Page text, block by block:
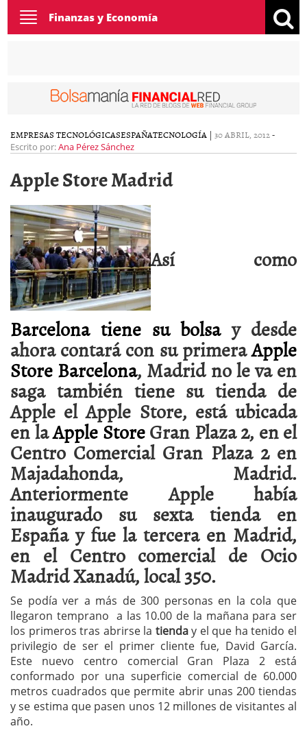
Toggle
navigation
Finanzas y Economía
EMPRESAS TECNOLÓGICASESPAÑATECNOLOGÍA | 30 ABRIL, 2012-
Escrito por:Ana Pérez Sánchez
Apple Store Madrid
Así como
Barcelona tiene su bolsay desde
ahora contará con su primeraApple
Store Barcelona, Madrid no le va en
saga también tiene su tienda de
Apple el Apple Store, está ubicada
en laApple StoreGran Plaza 2, en el
Centro Comercial Gran Plaza 2 en
Majadahonda, Madrid.
Anteriormente Apple había
inaugurado su sexta tienda en
España y fue la tercera en Madrid,
en el Centro comercial de Ocio
Madrid Xanadú, local 350.
Se podía ver a más de 300 personas en la cola que
llegaron temprano a las 10.00 de la mañana para ser
los primeros tras abrirse la tienday el que ha tenido el
privilegio de ser el primer cliente fue, David García.
Este nuevo centro comercial Gran Plaza 2 está
conformado por una superficie comercial de 60.000
metros cuadrados que permite abrir unas 200 tiendas
y se estima que pasen unos 12 millones de visitantes al
año.